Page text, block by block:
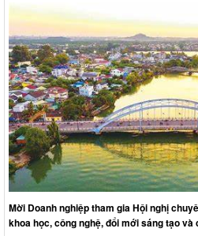
Mời Doanh nghiệp tham gia Hội nghị
khoa học, công nghệ, đổi mới sáng tạo